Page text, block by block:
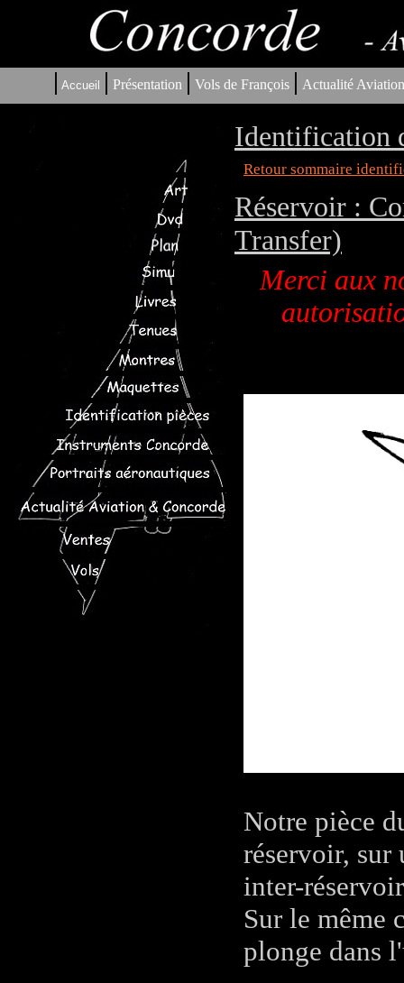
| Accueil | Présentation | Vols de François | Actualité
Identification
Retour sommaire
Réservoir :
Transfer)
Merci aux
Notre pièce
réservoir, sur
inter-
Sur le même
plonge dans